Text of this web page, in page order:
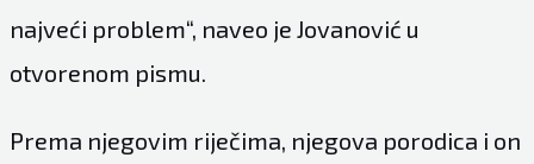
najveći problem“, naveo je Jovanović u
otvorenom pismu.
Prema njegovim riječima, njegova porodica i on